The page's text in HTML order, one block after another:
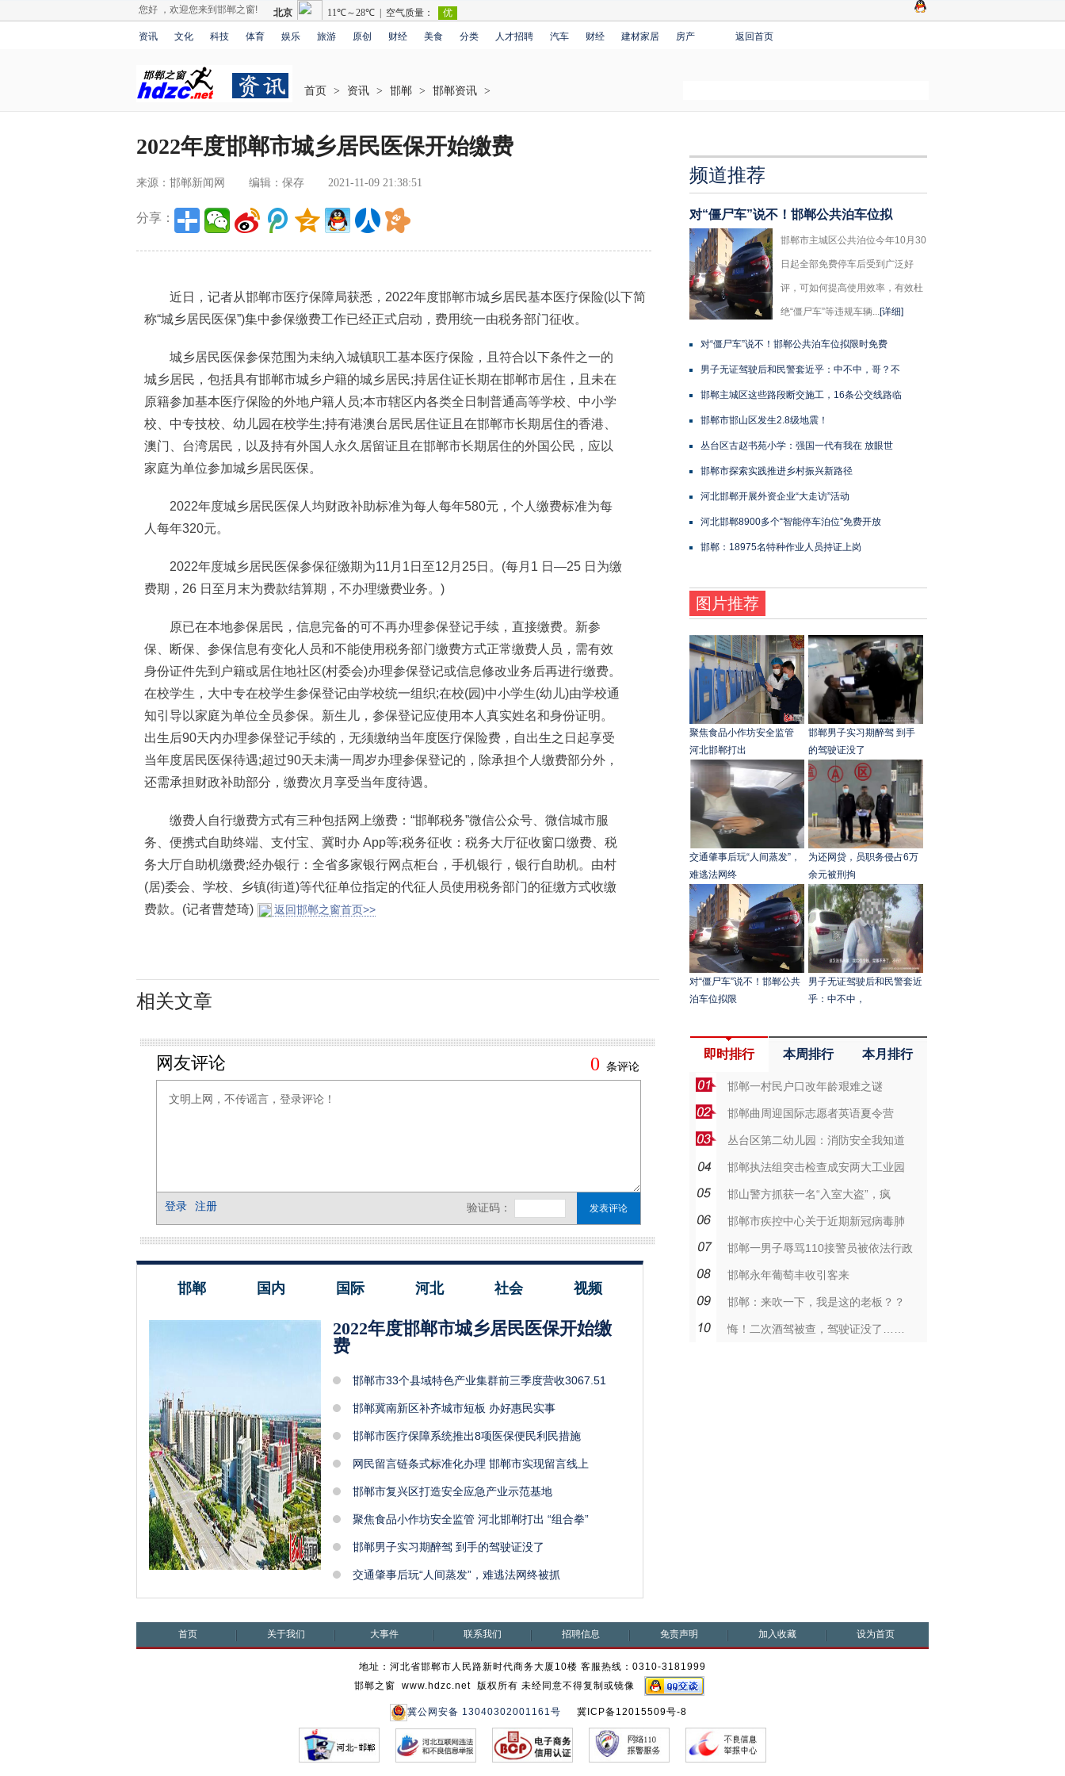
您好 ，欢迎您来到邯郸之窗!
资讯 文化 科技 体育 娱乐 旅游 原创 财经 美食 分类 人才招聘 汽车 财经 建材家居 房产 返回首页
首页 > 资讯 > 邯郸 > 邯郸资讯 >
2022年度邯郸市城乡居民医保开始缴费
来源：邯郸新闻网 编辑：保存 2021-11-09 21:38:51
分享：
近日，记者从邯郸市医疗保障局获悉，2022年度邯郸市城乡居民基本医疗保险(以下简
称“城乡居民医保”)集中参保缴费工作已经正式启动，费用统一由税务部门征收。
城乡居民医保参保范围为未纳入城镇职工基本医疗保险，且符合以下条件之一的
城乡居民，包括具有邯郸市城乡户籍的城乡居民;持居住证长期在邯郸市居住，且未在
原籍参加基本医疗保险的外地户籍人员;本市辖区内各类全日制普通高等学校、中小学
校、中专技校、幼儿园在校学生;持有港澳台居民居住证且在邯郸市长期居住的香港、
澳门、台湾居民，以及持有外国人永久居留证且在邯郸市长期居住的外国公民，应以
家庭为单位参加城乡居民医保。
2022年度城乡居民医保人均财政补助标准为每人每年580元，个人缴费标准为每
人每年320元。
2022年度城乡居民医保参保征缴期为11月1日至12月25日。(每月1 日—25 日为缴
费期，26 日至月末为费款结算期，不办理缴费业务。)
原已在本地参保居民，信息完备的可不再办理参保登记手续，直接缴费。新参
保、断保、参保信息有变化人员和不能使用税务部门缴费方式正常缴费人员，需有效
身份证件先到户籍或居住地社区(村委会)办理参保登记或信息修改业务后再进行缴费。
在校学生，大中专在校学生参保登记由学校统一组织;在校(园)中小学生(幼儿)由学校通
知引导以家庭为单位全员参保。新生儿，参保登记应使用本人真实姓名和身份证明。
出生后90天内办理参保登记手续的，无须缴纳当年度医疗保险费，自出生之日起享受
当年度居民医保待遇;超过90天未满一周岁办理参保登记的，除承担个人缴费部分外，
还需承担财政补助部分，缴费次月享受当年度待遇。
缴费人自行缴费方式有三种包括网上缴费：“邯郸税务”微信公众号、微信城市服
务、便携式自助终端、支付宝、冀时办 App等;税务征收：税务大厅征收窗口缴费、税
务大厅自助机缴费;经办银行：全省多家银行网点柜台，手机银行，银行自助机。由村
(居)委会、学校、乡镇(街道)等代征单位指定的代征人员使用税务部门的征缴方式收缴
费款。(记者曹楚琦)
返回邯郸之窗首页>>
相关文章
邯郸 国内 国际 河北 社会 视频
2022年度邯郸市城乡居民医保开始缴
费
邯郸市33个县域特色产业集群前三季度营收3067.51
邯郸冀南新区补齐城市短板 办好惠民实事
邯郸市医疗保障系统推出8项医保便民利民措施
网民留言链条式标准化办理 邯郸市实现留言线上
邯郸市复兴区打造安全应急产业示范基地
聚焦食品小作坊安全监管 河北邯郸打出 “组合拳”
邯郸男子实习期醉驾 到手的驾驶证没了
交通肇事后玩“人间蒸发”，难逃法网终被抓
频道推荐
对“僵尸车”说不！邯郸公共泊车位拟
邯郸市主城区公共泊位今年10月30
日起全部免费停车后受到广泛好
评，可如何提高使用效率，有效杜
绝“僵尸车”等违规车辆...[详细]
对“僵尸车”说不！邯郸公共泊车位拟限时免费
男子无证驾驶后和民警套近乎：中不中，哥？不
邯郸主城区这些路段断交施工，16条公交线路临
邯郸市邯山区发生2.8级地震！
丛台区古赵书苑小学：强国一代有我在 放眼世
邯郸市探索实践推进乡村振兴新路径
河北邯郸开展外资企业“大走访”活动
河北邯郸8900多个“智能停车泊位”免费开放
邯郸：18975名特种作业人员持证上岗
图片推荐
聚焦食品小作坊安全监管
河北邯郸打出
邯郸男子实习期醉驾 到手
的驾驶证没了
交通肇事后玩“人间蒸发”，
难逃法网终
为还网贷，员职务侵占6万
余元被刑拘
对“僵尸车”说不！邯郸公共
泊车位拟限
男子无证驾驶后和民警套近
乎：中不中，
即时排行 本周排行 本月排行
邯郸一村民户口改年龄艰难之谜
邯郸曲周迎国际志愿者英语夏令营
丛台区第二幼儿园：消防安全我知道
邯郸执法组突击检查成安两大工业园
邯山警方抓获一名“入室大盗”，疯
邯郸市疾控中心关于近期新冠病毒肺
邯郸一男子辱骂110接警员被依法行政
邯郸永年葡萄丰收引客来
邯郸：来吹一下，我是这的老板？？
悔！二次酒驾被查，驾驶证没了……
首页 关于我们 大事件 联系我们 招聘信息 免责声明 加入收藏 设为首页
地址：河北省邯郸市人民路新时代商务大厦10楼 客服热线：0310-3181999
邯郸之窗 www.hdzc.net 版权所有 未经同意不得复制或镜像
冀公网安备 13040302001161号 冀ICP备12015509号-8